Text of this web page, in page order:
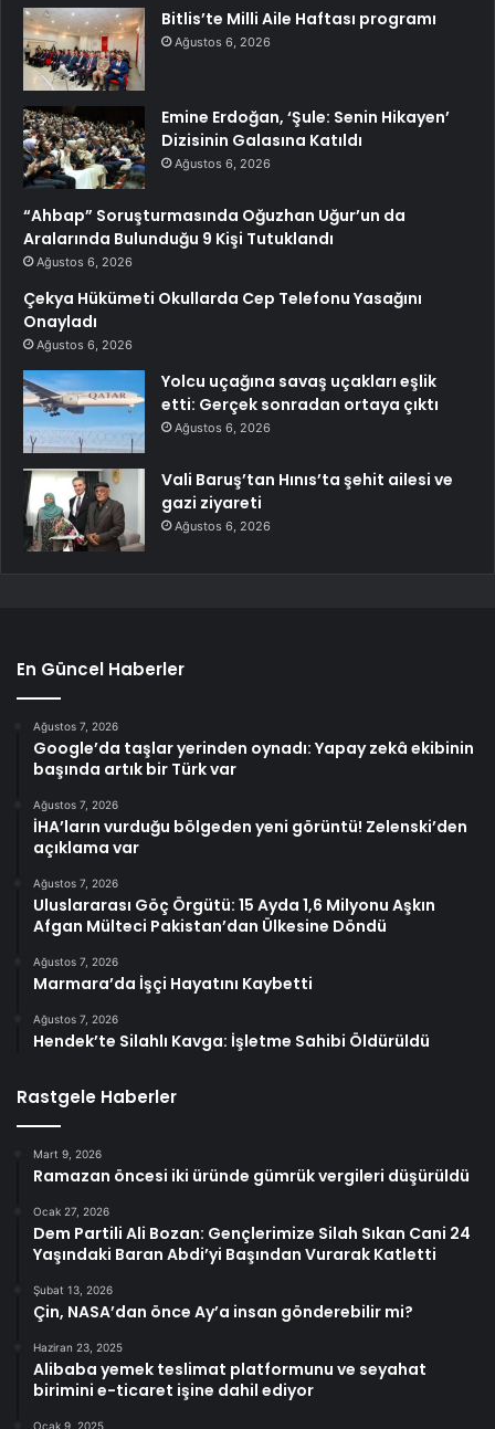
Bitlis’te Milli Aile Haftası programı
Ağustos 6, 2026
Emine Erdoğan, ‘Şule: Senin Hikayen’
Dizisinin Galasına Katıldı
Ağustos 6, 2026
“Ahbap” Soruşturmasında Oğuzhan Uğur’un da
Aralarında Bulunduğu 9 Kişi Tutuklandı
Ağustos 6, 2026
Çekya Hükümeti Okullarda Cep Telefonu Yasağını
Onayladı
Ağustos 6, 2026
Yolcu uçağına savaş uçakları eşlik
etti: Gerçek sonradan ortaya çıktı
Ağustos 6, 2026
Vali Baruş’tan Hınıs’ta şehit ailesi ve
gazi ziyareti
Ağustos 6, 2026
En Güncel Haberler
Ağustos 7, 2026
Google’da taşlar yerinden oynadı: Yapay zekâ ekibinin
başında artık bir Türk var
Ağustos 7, 2026
İHA’ların vurduğu bölgeden yeni görüntü! Zelenski’den
açıklama var
Ağustos 7, 2026
Uluslararası Göç Örgütü: 15 Ayda 1,6 Milyonu Aşkın
Afgan Mülteci Pakistan’dan Ülkesine Döndü
Ağustos 7, 2026
Marmara’da İşçi Hayatını Kaybetti
Ağustos 7, 2026
Hendek’te Silahlı Kavga: İşletme Sahibi Öldürüldü
Rastgele Haberler
Mart 9, 2026
Ramazan öncesi iki üründe gümrük vergileri düşürüldü
Ocak 27, 2026
Dem Partili Ali Bozan: Gençlerimize Silah Sıkan Cani 24
Yaşındaki Baran Abdi’yi Başından Vurarak Katletti
Şubat 13, 2026
Çin, NASA’dan önce Ay’a insan gönderebilir mi?
Haziran 23, 2025
Alibaba yemek teslimat platformunu ve seyahat
birimini e-ticaret işine dahil ediyor
Ocak 9, 2025